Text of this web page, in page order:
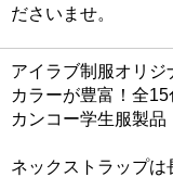
ださいませ。
アイラブ制服オリジ
カラーが豊富！全15
カンコー学生服製品
ネックストラップは